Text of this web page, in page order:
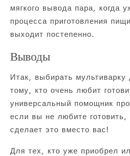
мягкого вывода пара, когда
процесса приготовления
выходит постепенно.
Выводы
Итак, выбирать
тому, кто очень любит
универсальный помощник
если вы не любите готовить,
сделает это вместо вас!
Для тех, кто уже приобрел